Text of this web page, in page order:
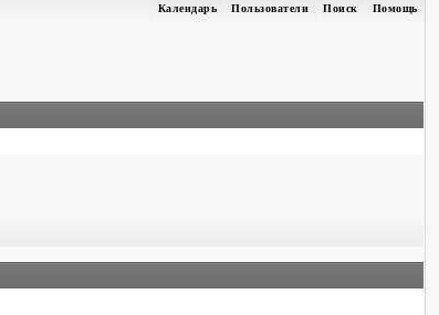
Помощь
Поиск
Пользователи
Календарь